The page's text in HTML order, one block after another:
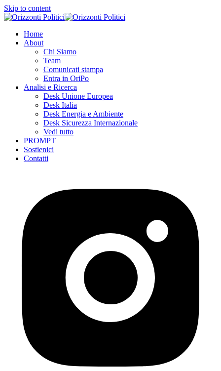
Skip to content
Home
About
Chi Siamo
Team
Comunicati stampa
Entra in OriPo
Analisi e Ricerca
Desk Unione Europea
Desk Italia
Desk Energia e Ambiente
Desk Sicurezza Internazionale
Vedi tutto
PROMPT
Sostienici
Contatti